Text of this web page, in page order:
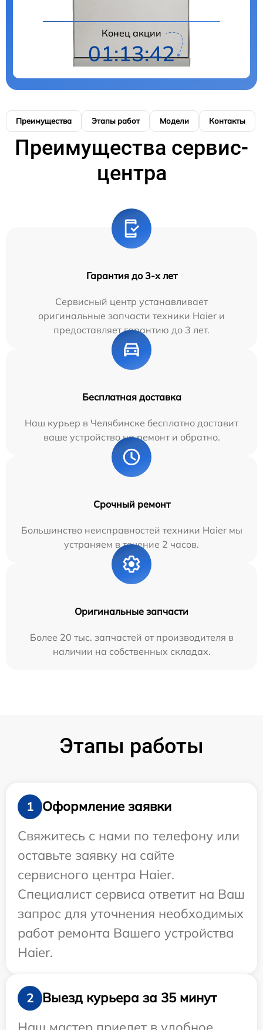
Конец акции
01:13:41
Преимущества Этапы работ Модели Контакты
Преимущества сервис-
центра
Гарантия до 3-х лет
Сервисный центр устанавливает
оригинальные запчасти техники Haier и
предоставляет гарантию до 3 лет.
Бесплатная доставка
Наш курьер в Челябинске бесплатно доставит
ваше устройство на ремонт и обратно.
Срочный ремонт
Большинство неисправностей техники Haier мы
устраняем в течение 2 часов.
Оригинальные запчасти
Более 20 тыс. запчастей от производителя в
наличии на собственных складах.
Этапы работы
1
Оформление заявки
Свяжитесь с нами по телефону или
оставьте заявку на сайте
сервисного центра Haier.
Специалист сервиса ответит на Ваш
запрос для уточнения необходимых
работ ремонта Вашего устройства
Haier.
2
Выезд курьера за 35 минут